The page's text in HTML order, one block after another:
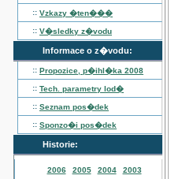
:: Vzkazy �ten���
:: V�sledky z�vodu
Informace o z�vodu:
:: Propozice, p�ihl�ka 2008
:: Tech. parametry lod�
:: Seznam pos�dek
:: Sponzo�i pos�dek
Historie:
2006 2005 2004
2003